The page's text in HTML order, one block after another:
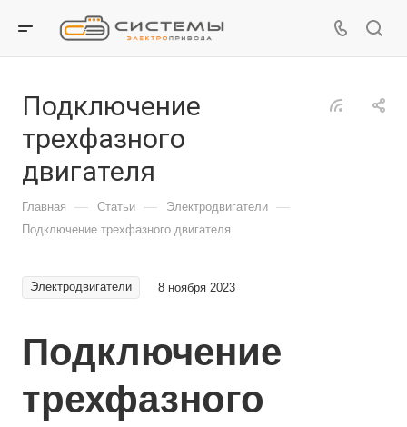
Подключение
трехфазного
двигателя
Главная — Статьи — Электродвигатели —
Подключение трехфазного двигателя
Электродвигатели 8 ноября 2023
Подключение
трехфазного